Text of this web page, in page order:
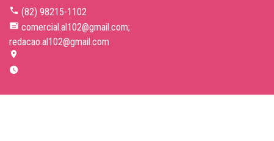
(82) 98215-1102
comercial.al102@gmail.com;
redacao.al102@gmail.com